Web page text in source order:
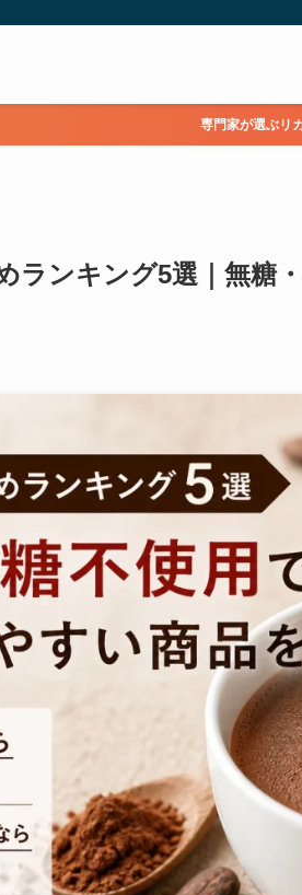
専門家が選ぶリ
ランキング5選｜無糖